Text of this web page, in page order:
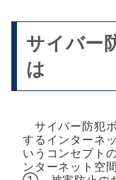
サイバー
は
サイバー防犯
するインターネ
いうコンセプト
ンターネット空